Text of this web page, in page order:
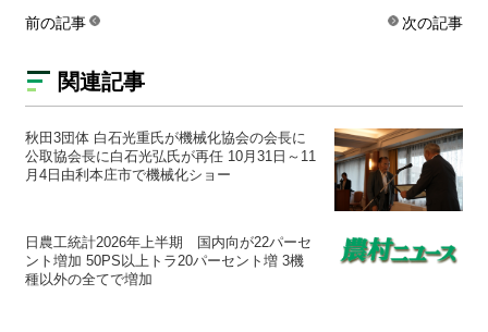
前の記事 次の記事
関連記事
秋田3団体 白石光重氏が機械化協会の会長に
公取協会長に白石光弘氏が再任 10月31日～11
月4日由利本庄市で機械化ショー
日農工統計2026年上半期 国内向が22パーセ
ント増加 50PS以上トラ20パーセント増 3機
種以外の全てで増加